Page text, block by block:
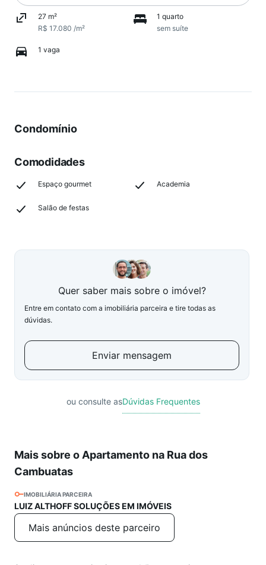
27 m²
R$ 17.080 /m²
1 quarto
sem suíte
1 vaga
Condomínio
Comodidades
Espaço gourmet Academia
Salão de festas
Quer saber mais sobre o imóvel?
Entre em contato com a imobiliária parceira e tire todas as
dúvidas.
Enviar mensagem
ou consulte asDúvidas Frequentes
Mais sobre o Apartamento na Rua dos
Cambuatas
IMOBILIÁRIA PARCEIRA
LUIZ ALTHOFF SOLUÇÕES EM IMÓVEIS
Mais anúncios deste parceiro